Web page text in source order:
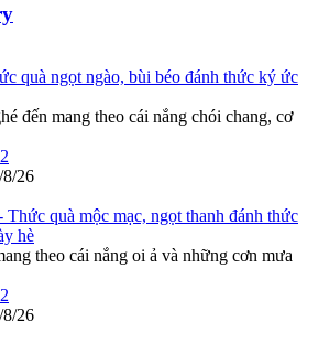
quà ngọt ngào, bùi béo đánh thức ký ức
đến mang theo cái nắng chói chang, cơ
8/26
Thức quà mộc mạc, ngọt thanh đánh thức
hè
theo cái nắng oi ả và những cơn mưa
8/26